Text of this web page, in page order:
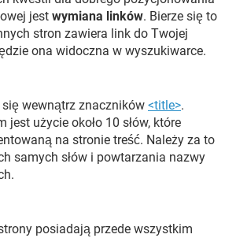
jest wymiana linków. Bierze się to
stron zawiera link do Twojej
ona widoczna w wyszukiwarce.
się wewnątrz znaczników <title>.
jest użycie około 10 słów, które
na stronie treść. Należy za to
samych słów i powtarzania nazwy
posiadają przede wszystkim